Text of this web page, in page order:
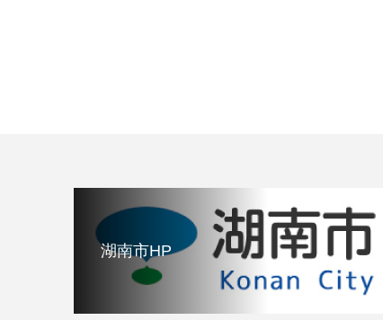
湖南市HP